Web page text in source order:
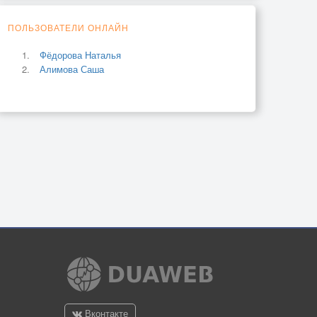
ПОЛЬЗОВАТЕЛИ ОНЛАЙН
Фёдорова Наталья
Алимова Саша
Вконтакте